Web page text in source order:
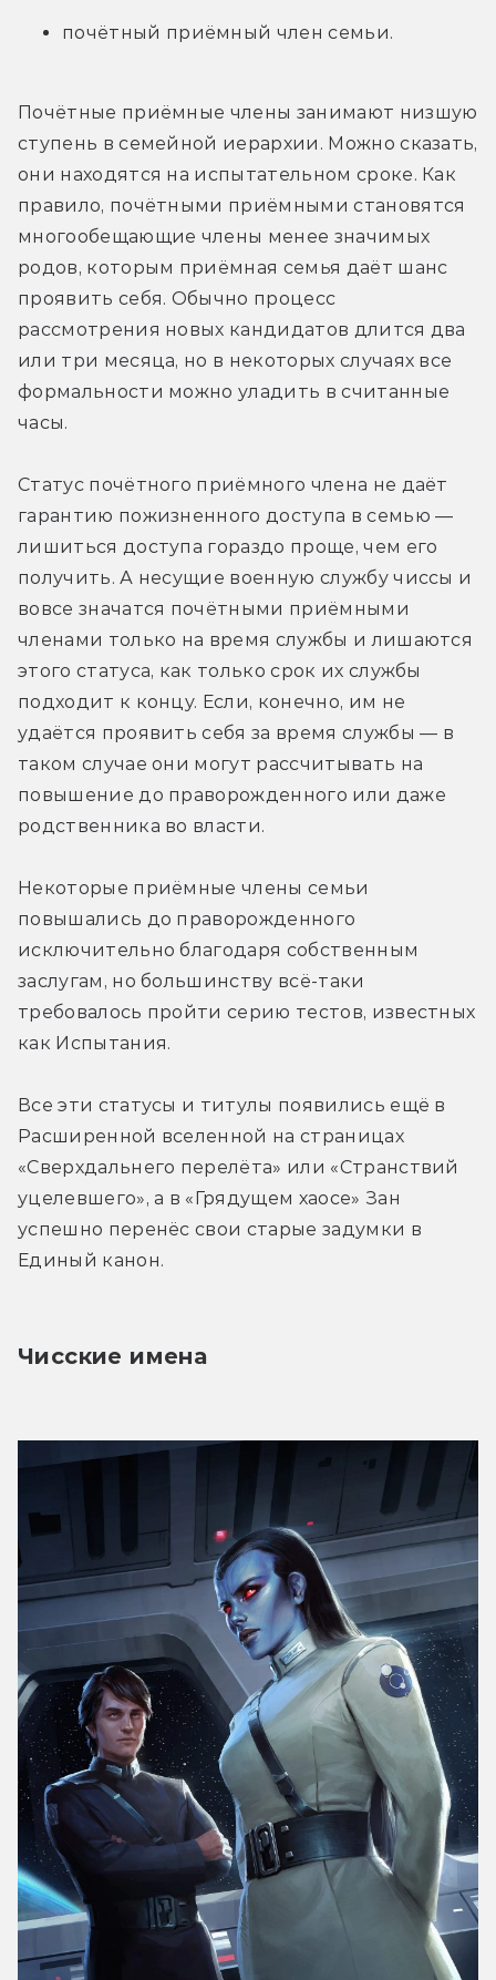
почётный приёмный член семьи.
Почётные приёмные члены занимают низшую
ступень в семейной иерархии. Можно сказать,
они находятся на испытательном сроке. Как
правило, почётными приёмными становятся
многообещающие члены менее значимых
родов, которым приёмная семья даёт шанс
проявить себя. Обычно процесс
рассмотрения новых кандидатов длится два
или три месяца, но в некоторых случаях все
формальности можно уладить в считанные
часы.
Статус почётного приёмного члена не даёт
гарантию пожизненного доступа в семью —
лишиться доступа гораздо проще, чем его
получить. А несущие военную службу чиссы и
вовсе значатся почётными приёмными
членами только на время службы и лишаются
этого статуса, как только срок их службы
подходит к концу. Если, конечно, им не
удаётся проявить себя за время службы — в
таком случае они могут рассчитывать на
повышение до праворожденного или даже
родственника во власти.
Некоторые приёмные члены семьи
повышались до праворожденного
исключительно благодаря собственным
заслугам, но большинству всё-таки
требовалось пройти серию тестов, известных
как Испытания.
Все эти статусы и титулы появились ещё в
Расширенной вселенной на страницах
«Сверхдальнего перелёта» или «Странствий
уцелевшего», а в «Грядущем хаосе» Зан
успешно перенёс свои старые задумки в
Единый канон.
Чисские имена